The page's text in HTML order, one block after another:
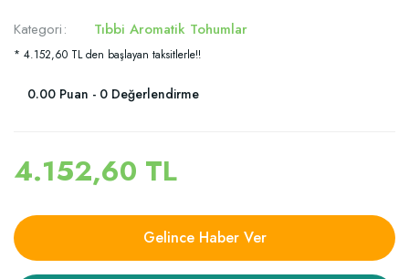
Kategori Tıbbi Aromatik Tohumlar
* 4.152,60 TL den başlayan taksitlerle!!
0.00 Puan - 0 Değerlendirme
4.152,60 TL
Gelince Haber Ver